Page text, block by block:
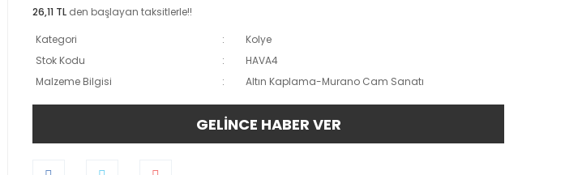
26,11 TL den başlayan taksitlerle!!
Kategori
Kolye
Stok Kodu
HAVA4
Malzeme Bilgisi
Altın Kaplama-Murano Cam Sanatı
GELİNCE HABER VER